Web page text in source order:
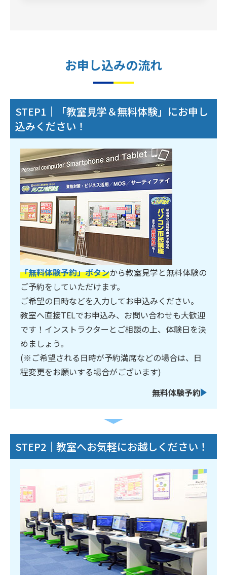
お申し込みの流れ
STEP1｜「教室見学＆無料体験」にお申し
込みください！
「無料体験予約」ボタンから教室見学と無料体験の
ご予約をしていただけます。
ご希望の日時などを入力してお申込みください。
教室へ直接TELでお申込み、お問い合わせも大歓迎
です！インストラクターとご相談の上、体験日を決
めましょう。
(※ご希望される日時が予約満席などの場合は、日
程変更をお願いする場合がございます)
無料体験予約
STEP2｜教室へお気軽にお越しください！